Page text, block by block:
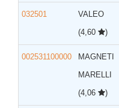
032501
VALEO
(4,60
)
002531100000
MAGNETI
MARELLI
(4,06
)